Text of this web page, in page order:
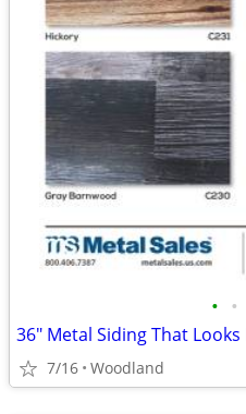
• •
7/16 Woodland